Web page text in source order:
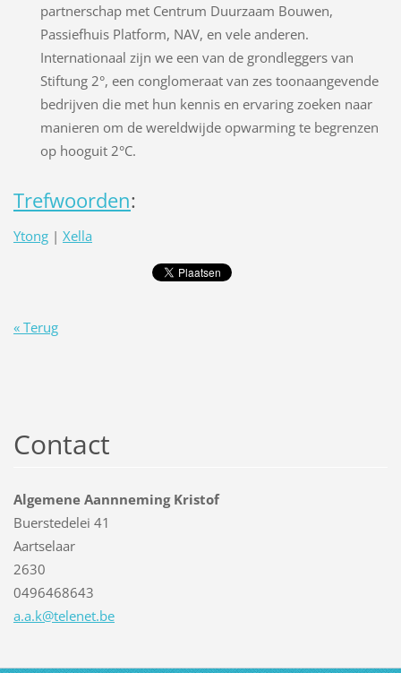
partnerschap met Centrum Duurzaam Bouwen,
Passiefhuis Platform, NAV, en vele anderen.
Internationaal zijn we een van de grondleggers van
Stiftung 2°, een conglomeraat van zes toonaangevende
bedrijven die met hun kennis en ervaring zoeken naar
manieren om de wereldwijde opwarming te begrenzen
op hooguit 2°C.
Trefwoorden:
Ytong | Xella
« Terug
Contact
Algemene Aannneming Kristof
Buerstedelei 41
Aartselaar
2630
0496468643
a.a.k@telenet.be